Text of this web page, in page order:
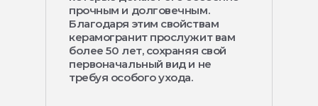
прочным и долговечным.
Благодаря этим свойствам
керамогранит прослужит вам
более 50 лет, сохраняя свой
первоначальный вид и не
требуя особого ухода.